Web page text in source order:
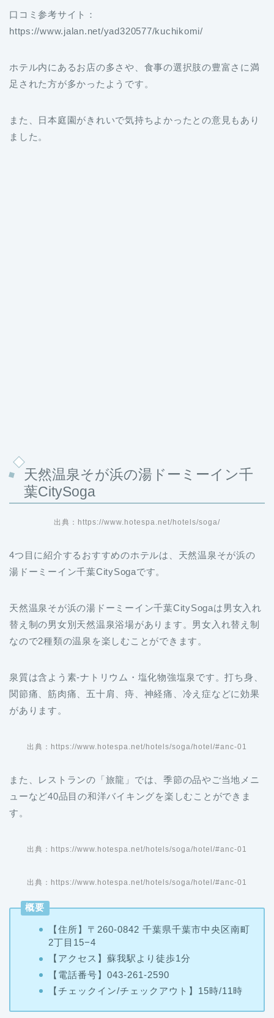
ホテル内にあるお店の多さや、食事の選択肢の豊富さに満
また、日本庭園がきれいで気持ちよかったとの意見もあり
葉CitySoga
出典：https://www.hotespa.net/hotels/soga/
4つ目に紹介するおすすめのホテルは、天然温泉そが浜の
天然温泉そが浜の湯ドーミーイン千葉CitySogaは男女入れ
なので2種類の温泉を楽しむことができます。
泉質は含よう素-ナトリウム・塩化物強塩泉です。打ち身、
があります。
出典：https://www.hotespa.net/hotels/soga/hotel/#anc-01
また、レストランの「旅龍」では、季節の品やご当地メニ
す。
出典：https://www.hotespa.net/hotels/soga/hotel/#anc-01
概要
【住所】〒260-0842 千葉県千葉市中央区南町
2丁目15−4
【アクセス】蘇我駅より徒歩1分
【電話番号】043-261-2590
【チェックイン/チェックアウト】15時/11時